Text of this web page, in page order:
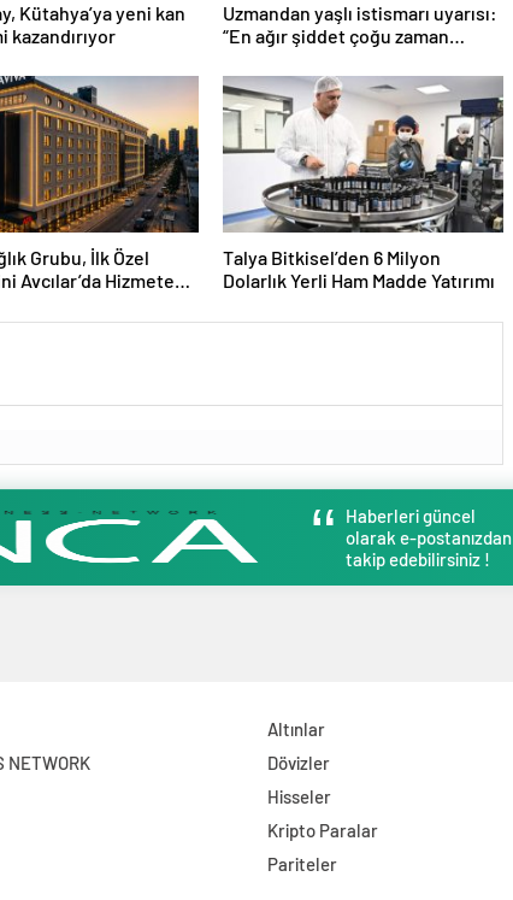
Kütahya’ya yeni kan
kazandırıyor
Uzmandan yaşlı istismarı uyarısı:
“En ağır şiddet çoğu zaman
Grubu, İlk Özel
Avcılar’da Hizmete
Talya Bitkisel’den 6 Milyon
Dolarlık Yerli Ham Madde Yatırımı
Haberleri güncel
olarak e-postanızdan
takip edebilirsiniz !
NETWORK
Altınlar
Dövizler
Hisseler
Kripto Paralar
Pariteler